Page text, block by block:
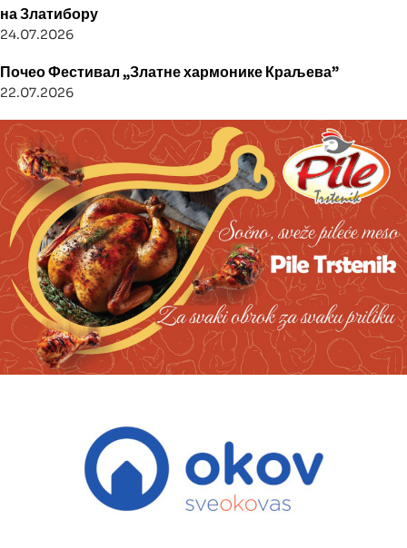
на Златибору
24.07.2026
Почео Фестивал „Златне хармонике Краљева”
22.07.2026